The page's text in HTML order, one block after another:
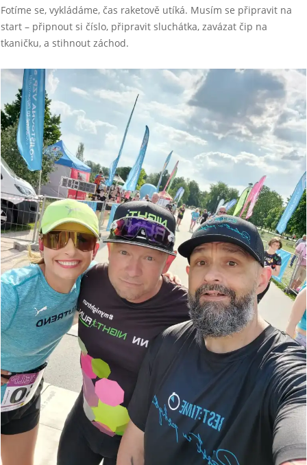
Fotíme se, vykládáme, čas raketově utíká. Musím se připravit na
start – připnout si číslo, připravit sluchátka, zavázat čip na
tkaničku, a stihnout záchod.